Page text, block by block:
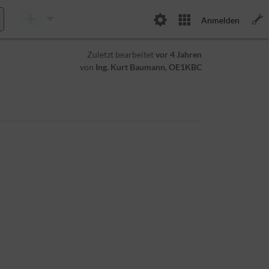
Anmelden
Zuletzt bearbeitetvor 4 Jahren
von Ing. Kurt Baumann, OE1KBC